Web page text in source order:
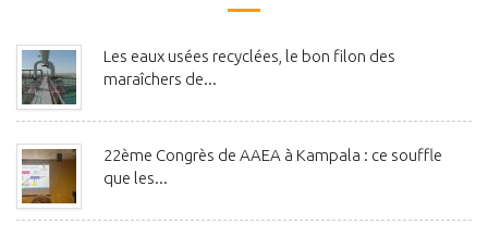
Les eaux usées recyclées, le bon filon des
maraîchers de...
22ème Congrès de AAEA à Kampala : ce souffle
que les...